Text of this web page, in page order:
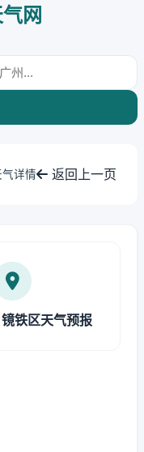
网
详情 返回上一页
镜铁区天气预报